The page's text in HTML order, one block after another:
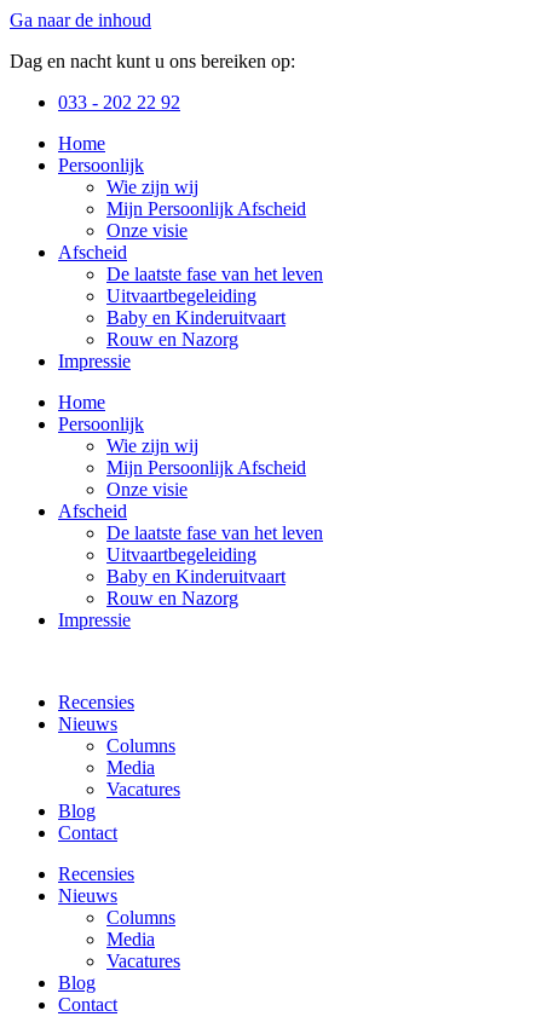
Ga naar de inhoud
Dag en nacht kunt u ons bereiken op:
033 - 202 22 92
Home
Persoonlijk
Wie zijn wij
Mijn Persoonlijk Afscheid
Onze visie
Afscheid
De laatste fase van het leven
Uitvaartbegeleiding
Baby en Kinderuitvaart
Rouw en Nazorg
Impressie
Home
Persoonlijk
Wie zijn wij
Mijn Persoonlijk Afscheid
Onze visie
Afscheid
De laatste fase van het leven
Uitvaartbegeleiding
Baby en Kinderuitvaart
Rouw en Nazorg
Impressie
Recensies
Nieuws
Columns
Media
Vacatures
Blog
Contact
Recensies
Nieuws
Columns
Media
Vacatures
Blog
Contact